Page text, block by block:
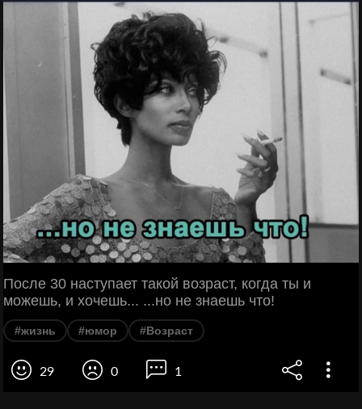
После 30 наступает такой возраст, когда ты и
можешь, и хочешь... ...но не знаешь что!
#жизнь #юмор #Возраст
29 0 1